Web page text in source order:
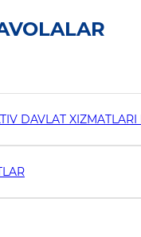
DAVLAT XIZMATLARI